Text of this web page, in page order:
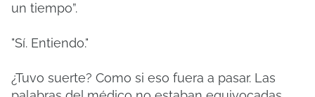
un tiempo”.
"Sí. Entiendo."
¿Tuvo suerte? Como si eso fuera a pasar. Las